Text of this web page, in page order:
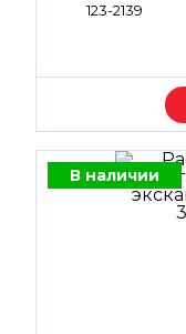
123-2139
В наличии